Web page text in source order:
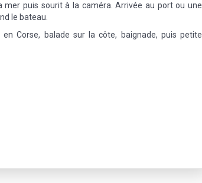
mer puis sourit à la caméra. Arrivée au port ou une
le bateau.
en Corse, balade sur la côte, baignade, puis petite